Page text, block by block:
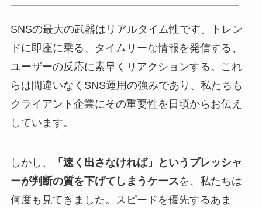
SNSの最大の武器はリアルタイム性です。トレン
ドに即座に乗る、タイムリーな情報を発信する、
ユーザーの反応に素早くリアクションする。これ
らは間違いなくSNS運用の強みであり、私たちも
クライアント企業にその重要性を日頃からお伝え
しています。
しかし、
「速く出さなければ」というプレッシャ
ーが判断の質を下げてしまうケースを、私たちは
何度も見てきました。スピードを優先するあま